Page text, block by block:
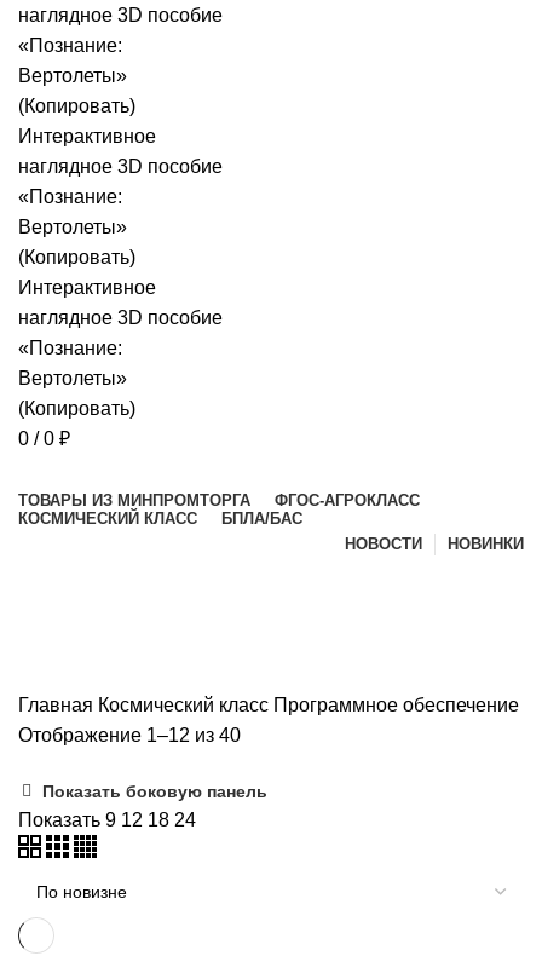
0 / 0 ₽
ТОВАРЫ ИЗ МИНПРОМТОРГА
ФГОС-АГРОКЛАСС
КОСМИЧЕСКИЙ КЛАСС
БПЛА/БАС
НОВОСТИ
НОВИНКИ
Главная Космический класс Программное обеспечение
Отображение 1–12 из 40
Показать боковую панель
Показать 9 12 18 24